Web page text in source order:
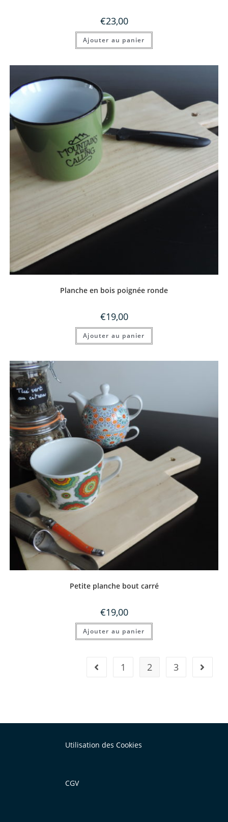
€23,00
Ajouter au panier
Planche en bois poignée ronde
€19,00
Ajouter au panier
Petite planche bout carré
€19,00
Ajouter au panier
1 2 3
Utilisation des Cookies
CGV